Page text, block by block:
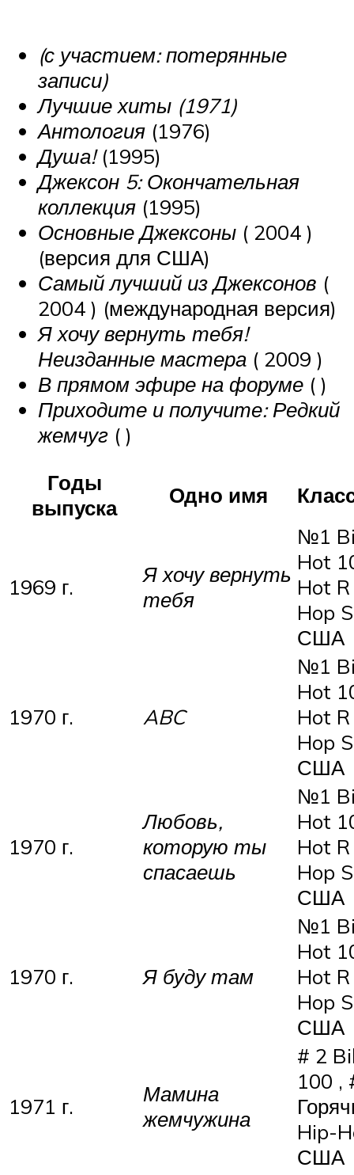
(с участием: потерянные
записи)
Лучшие хиты (1971)
Антология (1976)
Душа! (1995)
Джексон 5: Окончательная
коллекция (1995)
Основные Джексоны ( 2004 )
(версия для США)
Самый лучший из Джексонов (
2004 ) (международная версия)
Я хочу вернуть тебя!
Неизданные мастера ( 2009 )
В прямом эфире на форуме ( )
Приходите и получите: Редкий
жемчуг ( )
Годы
выпуска
Одно имя
1969 г.
Я хочу вернуть
тебя
№1
Hot
Hot
Hop
США
1970 г. ABC
№1
Hot
Hot
Hop
США
1970 г.
Любовь,
которую ты
спасаешь
№1
Hot
Hot
Hop
США
1970 г. Я буду там
№1
Hot
Hot
Hop
США
1971 г.
Мамина
жемчужина
# 2
100 ,
Hip-
США